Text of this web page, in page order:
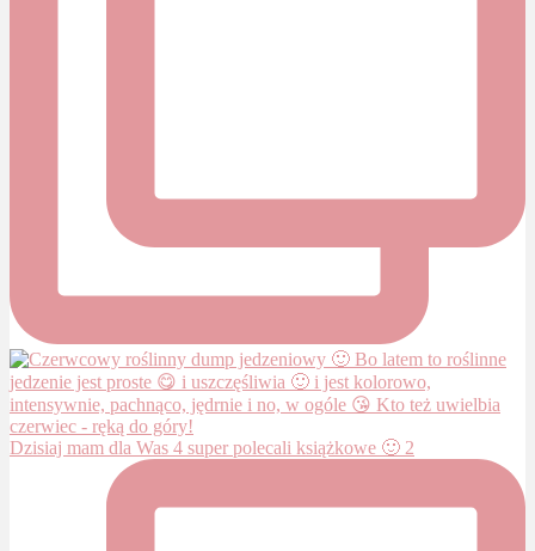
Dzisiaj mam dla Was 4 super polecali książkowe 🙂 2